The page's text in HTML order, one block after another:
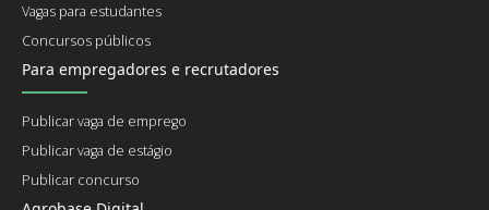
Vagas para estudantes
Concursos públicos
Para empregadores e recrutadores
Publicar vaga de emprego
Publicar vaga de estágio
Publicar concurso